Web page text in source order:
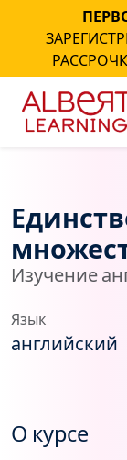
Изучение
Язык
английский
О курсе